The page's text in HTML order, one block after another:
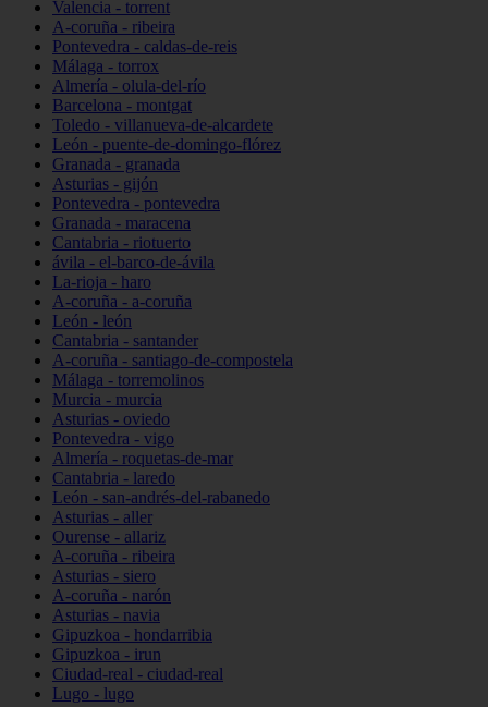
Valencia - torrent
A-coruña - ribeira
Pontevedra - caldas-de-reis
Málaga - torrox
Almería - olula-del-río
Barcelona - montgat
Toledo - villanueva-de-alcardete
León - puente-de-domingo-flórez
Granada - granada
Asturias - gijón
Pontevedra - pontevedra
Granada - maracena
Cantabria - riotuerto
ávila - el-barco-de-ávila
La-rioja - haro
A-coruña - a-coruña
León - león
Cantabria - santander
A-coruña - santiago-de-compostela
Málaga - torremolinos
Murcia - murcia
Asturias - oviedo
Pontevedra - vigo
Almería - roquetas-de-mar
Cantabria - laredo
León - san-andrés-del-rabanedo
Asturias - aller
Ourense - allariz
A-coruña - ribeira
Asturias - siero
A-coruña - narón
Asturias - navia
Gipuzkoa - hondarribia
Gipuzkoa - irun
Ciudad-real - ciudad-real
Lugo - lugo